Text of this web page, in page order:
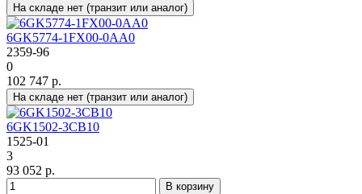
На складе нет (транзит или аналог)
6GK5774-1FX00-0AA0
2359-96
0
102 747 р.
На складе нет (транзит или аналог)
6GK1502-3CB10
1525-01
3
93 052 р.
В корзину